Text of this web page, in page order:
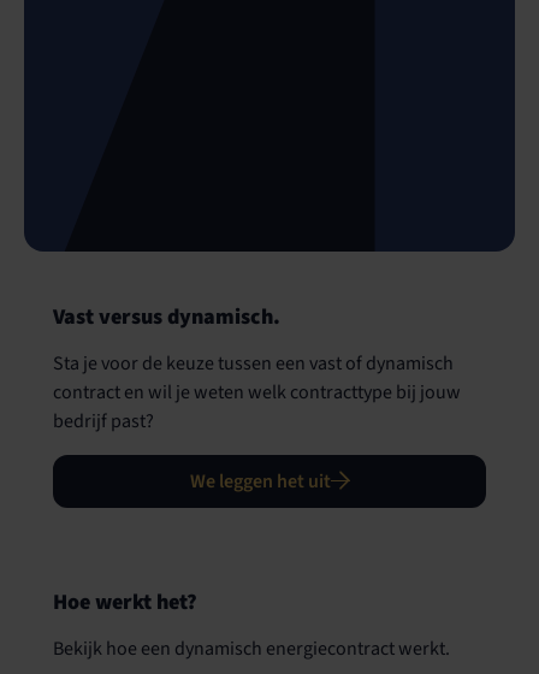
Vast versus dynamisch.
Sta je voor de keuze tussen een vast of dynamisch
contract en wil je weten welk contracttype bij jouw
bedrijf past?
We leggen het uit
Hoe werkt het?
Bekijk hoe een dynamisch energiecontract werkt.